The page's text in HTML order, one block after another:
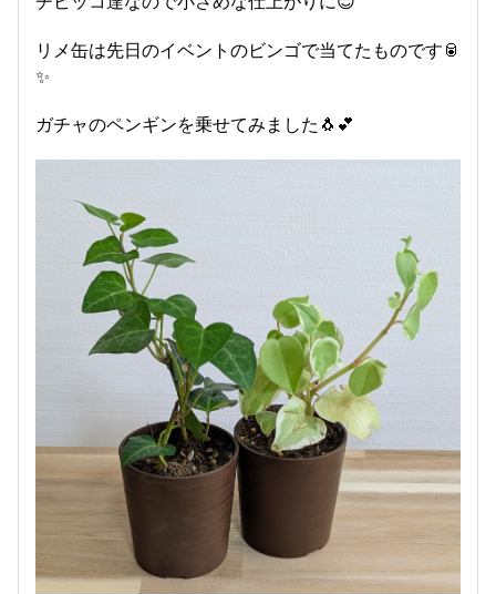
リメ缶は先日のイベントのビンゴで当てたものです🥫
✨
ガチャのペンギンを乗せてみました🐧💕